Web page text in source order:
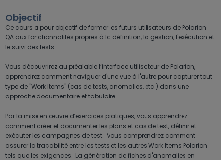
Objectif
Ce cours a pour objectif de former les futurs utilisateurs de Polarion
QA aux fonctionnalités propres à la définition, la gestion, l'exécution et
le suivi des tests.
Vous découvrirez au préalable l’interface utilisateur de Polarion,
apprendrez comment naviguer d'une vue à l'autre pour capturer tout
type de "Work Items" (cas de tests, anomalies, etc.) dans une
approche documentaire et tabulaire.
Par la mise en œuvre d’exercices pratiques, vous apprendrez
comment créer et documenter les plans et cas de test, définir et
exécuter les campagnes de test. Vous comprendrez comment
assurer la traçabilité entre les tests et les autres Work Items Polarion
tels que les exigences. La génération de fiches d'anomalies en